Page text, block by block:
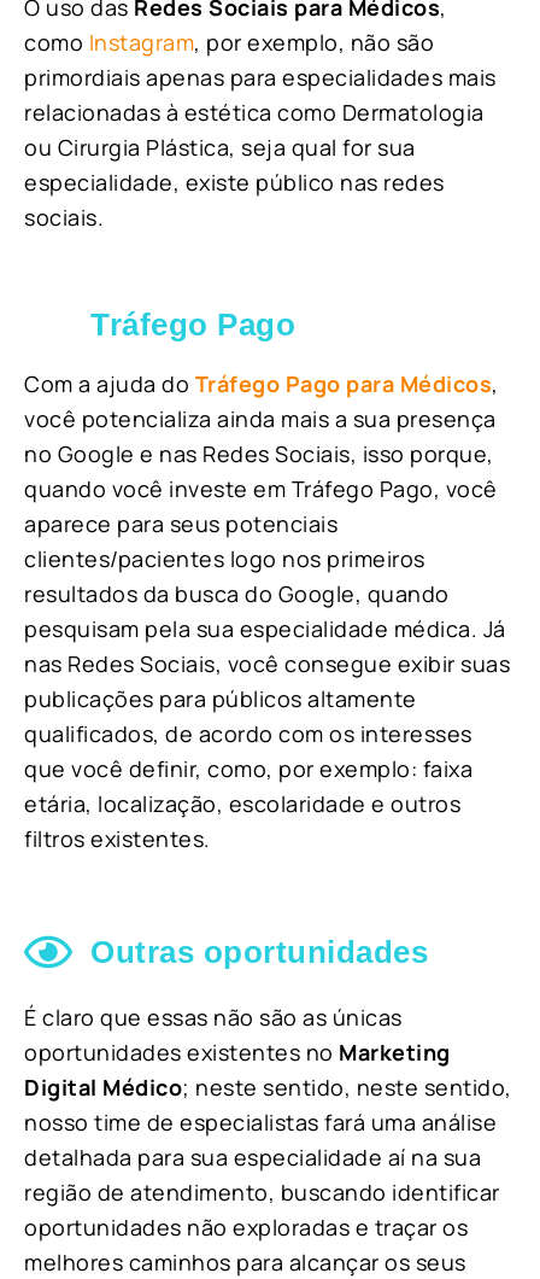
O uso das Redes Sociais para Médicos,
como Instagram, por exemplo, não são
primordiais apenas para especialidades mais
relacionadas à estética como Dermatologia
ou Cirurgia Plástica, seja qual for sua
especialidade, existe público nas redes
sociais.
Tráfego Pago
Com a ajuda do Tráfego Pago para Médicos,
você potencializa ainda mais a sua presença
no Google e nas Redes Sociais, isso porque,
quando você investe em Tráfego Pago, você
aparece para seus potenciais
clientes/pacientes logo nos primeiros
resultados da busca do Google, quando
pesquisam pela sua especialidade médica. Já
nas Redes Sociais, você consegue exibir suas
publicações para públicos altamente
qualificados, de acordo com os interesses
que você definir, como, por exemplo: faixa
etária, localização, escolaridade e outros
filtros existentes.
Outras oportunidades
É claro que essas não são as únicas
oportunidades existentes no Marketing
Digital Médico; neste sentido, neste sentido,
nosso time de especialistas fará uma análise
detalhada para sua especialidade aí na sua
região de atendimento, buscando identificar
oportunidades não exploradas e traçar os
melhores caminhos para alcançar os seus